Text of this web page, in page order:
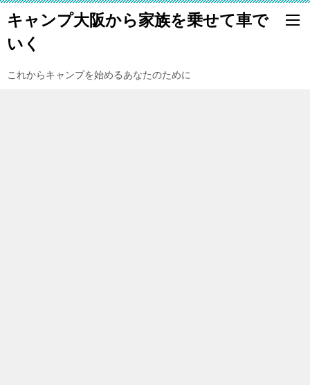
キャンプ大阪から家族を乗せて車で
いく
これからキャンプを始めるあなたのために